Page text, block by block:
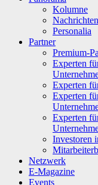
Kolumne
Nachrichten
Personalia
Partner
Premium-
Experten
Experten
Experten
Experten
Investoren
Netzwerk
E-Magazine
Events